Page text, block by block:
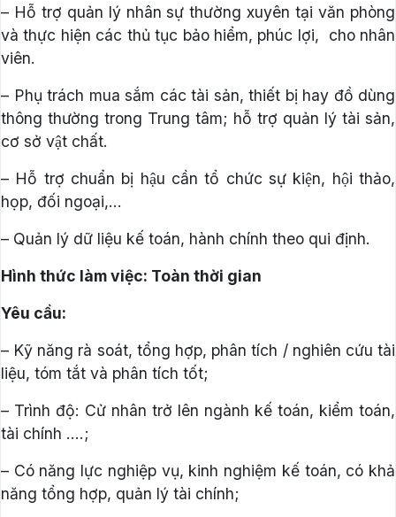
– Hỗ trợ quản lý nhân sự thường xuyên tại văn phòng
và thực hiện các thủ tục bảo hiểm, phúc lợi, cho nhân
viên.
– Phụ trách mua sắm các tài sản, thiết bị hay đồ dùng
thông thường trong Trung tâm; hỗ trợ quản lý tài sản,
cơ sở vật chất.
– Hỗ trợ chuẩn bị hậu cần tổ chức sự kiện, hội thảo,
họp, đối ngoại,…
– Quản lý dữ liệu kế toán, hành chính theo qui định.
Hình thức làm việc: Toàn thời gian
Yêu cầu:
– Kỹ năng rà soát, tổng hợp, phân tích / nghiên cứu tài
liệu, tóm tắt và phân tích tốt;
– Trình độ: Cử nhân trở lên ngành kế toán, kiểm toán,
tài chính ….;
– Có năng lực nghiệp vụ, kinh nghiệm kế toán, có khả
năng tổng hợp, quản lý tài chính;